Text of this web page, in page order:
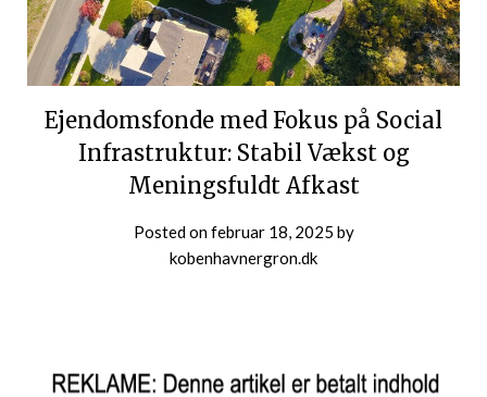
Ejendomsfonde med Fokus på Social
Infrastruktur: Stabil Vækst og
Meningsfuldt Afkast
Posted onfebruar 18, 2025 by
kobenhavnergron.dk